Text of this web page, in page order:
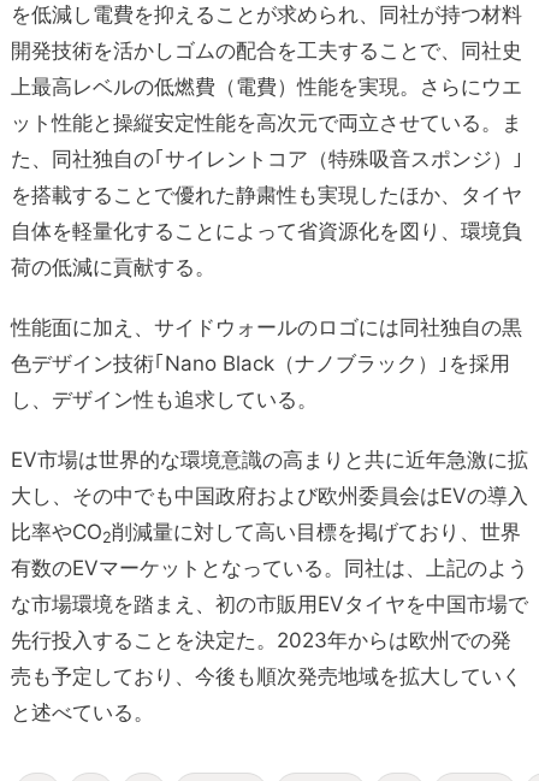
を低減し電費を抑えることが求められ、同社が持つ材料
開発技術を活かしゴムの配合を工夫することで、同社史
上最高レベルの低燃費（電費）性能を実現。さらにウエ
ット性能と操縦安定性能を高次元で両立させている。ま
た、同社独自の｢サイレントコア（特殊吸音スポンジ）｣
を搭載することで優れた静粛性も実現したほか、タイヤ
自体を軽量化することによって省資源化を図り、環境負
荷の低減に貢献する。
性能面に加え、サイドウォールのロゴには同社独自の黒
色デザイン技術｢Nano Black（ナノブラック）｣を採用
し、デザイン性も追求している。
EV市場は世界的な環境意識の高まりと共に近年急激に拡
大し、その中でも中国政府および欧州委員会はEVの導入
比率やCO2削減量に対して高い目標を掲げており、世界
有数のEVマーケットとなっている。同社は、上記のよう
な市場環境を踏まえ、初の市販用EVタイヤを中国市場で
先行投入することを決定た。2023年からは欧州での発
売も予定しており、今後も順次発売地域を拡大していく
と述べている。